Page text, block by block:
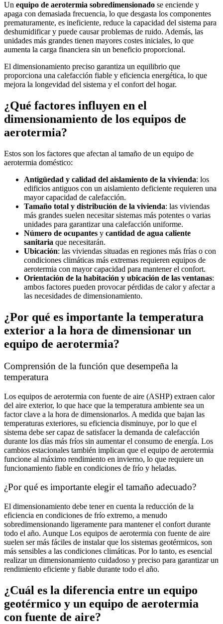
Un equipo de aerotermia sobredimensionado se enciende y
apaga con demasiada frecuencia, lo que desgasta los componentes
prematuramente, es ineficiente, reduce la capacidad del sistema para
deshumidificar y puede causar problemas de ruido. Además, las
unidades más grandes tienen mayores costes iniciales, lo que
aumenta la carga financiera sin un beneficio proporcional.
El dimensionamiento preciso garantiza un equilibrio que
proporciona una calefacción fiable y eficiencia energética, lo que
mejora la longevidad del sistema y el confort del hogar.
¿Qué factores influyen en el
dimensionamiento de los equipos de
aerotermia?
Estos son los factores que afectan al tamaño de un equipo de
aerotermia doméstico:
Antigüedad y calidad del aislamiento de la vivienda: los
edificios antiguos con un aislamiento deficiente requieren una
mayor capacidad de calefacción.
Tamaño total y distribución de la vivienda: las viviendas
más grandes suelen necesitar sistemas más potentes o varias
unidades para garantizar una calefacción uniforme.
Número de ocupantes y cantidad de agua caliente
sanitaria que necesitarán.
Ubicación: las viviendas situadas en regiones más frías o con
condiciones climáticas más extremas requieren equipos de
aerotermia con mayor capacidad para mantener el confort.
Orientación de la habitación y ubicación de las ventanas:
ambos factores pueden provocar pérdidas de calor y afectar a
las necesidades de dimensionamiento.
¿Por qué es importante la temperatura
exterior a la hora de dimensionar un
equipo de aerotermia?
Comprensión de la función que desempeña la
temperatura
Los equipos de aerotermia con fuente de aire (ASHP) extraen calor
del aire exterior, lo que hace que la temperatura ambiente sea un
factor clave a la hora de dimensionarlos. A medida que bajan las
temperaturas exteriores, su eficiencia disminuye, por lo que el
sistema debe ser capaz de satisfacer la demanda de calefacción
durante los días más fríos sin aumentar el consumo de energía. Los
cambios estacionales también implican que el equipo de aerotermia
funcione al máximo rendimiento en invierno, lo que requiere un
funcionamiento fiable en condiciones de frío y heladas.
¿Por qué es importante elegir el tamaño adecuado?
El dimensionamiento debe tener en cuenta la reducción de la
eficiencia en condiciones de frío extremo, a menudo
sobredimensionando ligeramente para mantener el confort durante
todo el año. Aunque Los equipos de aerotermia con fuente de aire
suelen ser más fáciles de instalar que los sistemas geotérmicos, son
más sensibles a las condiciones climáticas. Por lo tanto, es esencial
realizar un dimensionamiento cuidadoso y preciso para garantizar un
rendimiento eficiente y fiable durante todo el año.
¿Cuál es la diferencia entre un equipo
geotérmico y un equipo de aerotermia
con fuente de aire?